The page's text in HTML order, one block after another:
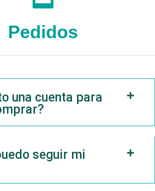
Pedidos
una cuenta para
seguir mi